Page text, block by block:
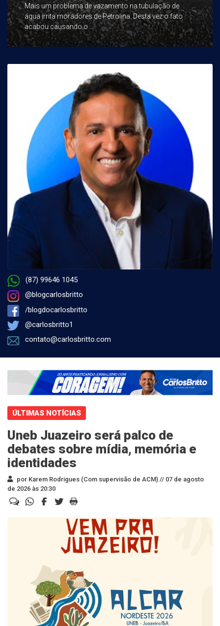
Mais um problema de vazamento na tubulação de
água irrita moradores de Petrolina. Desta vez o fato
acabou causando o ...
(87) 99646 1045
@blogcarlosbritto
/blogdocarlosbritto
@carlosbritto1
contato@carlosbritto.com
ÚLTIMAS NOTÍCIAS
Uneb Juazeiro será palco de
debates sobre mídia, memória e
identidades
por Karem Rodrigues (Com supervisão de ACM) // 07 de agosto
de 2026 às 20:30